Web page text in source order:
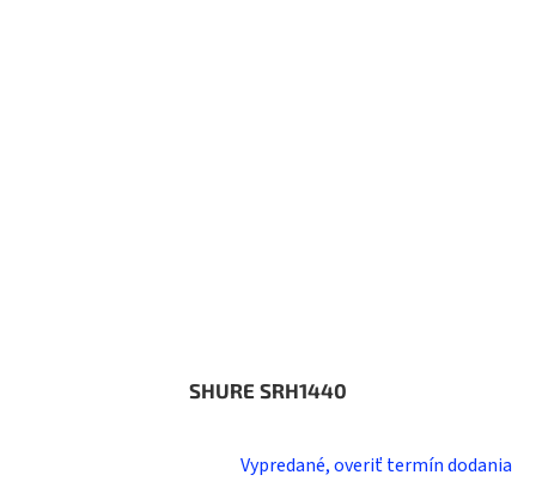
SHURE SRH1440
Vypredané, overiť termín dodania